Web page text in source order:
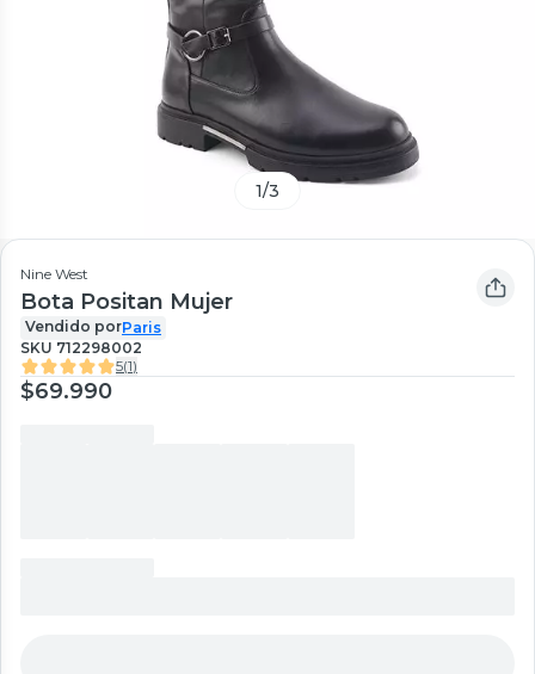
1/3
Nine West
Bota Positan Mujer
Vendido porParis
SKU 712298002
5(1)
$69.990